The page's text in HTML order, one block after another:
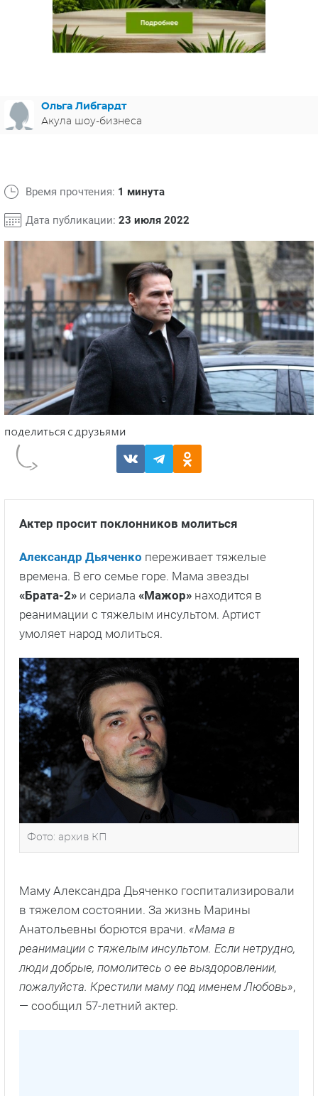
МЕЛОДРАМЫ
ИСПАНИЯ
ФРАНЦИЯ
СВЕТСКИЕ НОВОСТИ
Ольга Либгардт
Акула шоу-бизнеса
Время прочтения: 1 минута
Дата публикации: 23 июля 2022
Актер просит поклонников молиться
Александр Дьяченко переживает тяжелые
времена. В его семье горе. Мама звезды
«Брата-2» и сериала «Мажор» находится в
реанимации с тяжелым инсультом. Артист
умоляет народ молиться.
Фото: архив КП
Маму Александра Дьяченко госпитализировали
в тяжелом состоянии. За жизнь Марины
Анатольевны борются врачи. «Мама в
реанимации с тяжелым инсультом. Если нетрудно,
люди добрые, помолитесь о ее выздоровлении,
пожалуйста. Крестили маму под именем Любовь»,
— сообщил 57-летний актер.